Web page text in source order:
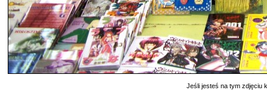
Jeśli jesteś na tym zdjęciu